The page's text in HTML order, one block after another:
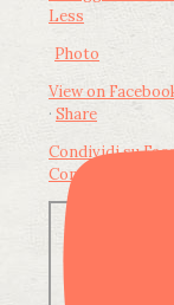
Less
Photo
View on
· Share
Condividi su
Condividi su